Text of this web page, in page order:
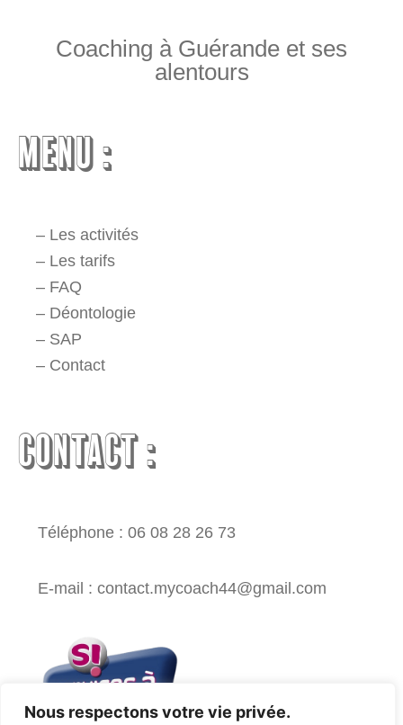
Nous respectons votre vie privée.
Coaching à Guérande et ses
alentours
MENU :
– Les activités
– Les tarifs
– FAQ
– Déontologie
– SAP
– Contact
CONTACT :
Téléphone : 06 08 28 26 73
E-mail : contact.mycoach44@gmail.com